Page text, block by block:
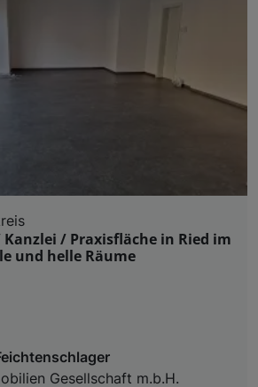
/ Praxisfläche in Ried im
und helle Räume
Gesellschaft m.b.H.